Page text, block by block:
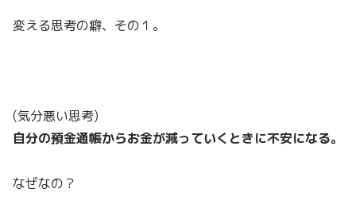
変える思考の癖、その１。
(気分悪い思考)
自分の預金通帳からお金が減っていくときに不安になる。
なぜなの？